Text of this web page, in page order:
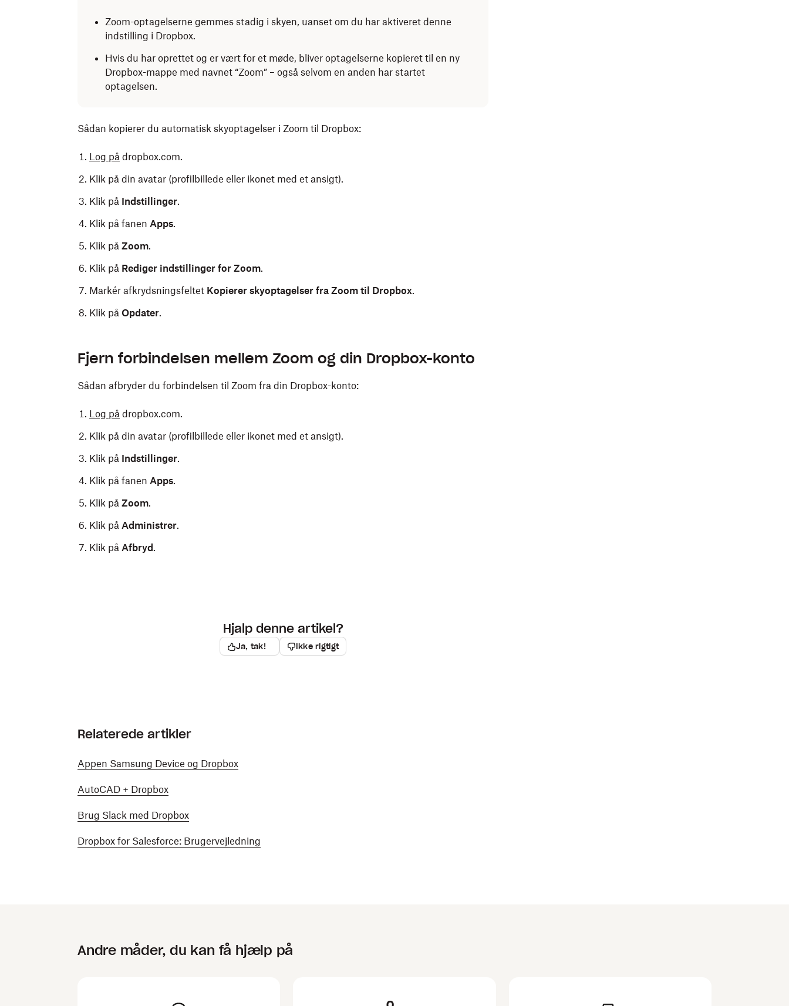
Zoom-optagelserne gemmes stadig i skyen, uanset om du har aktiveret denne
indstilling i Dropbox.
Hvis du har oprettet og er vært for et møde, bliver optagelserne kopieret til en ny
Dropbox-mappe med navnet “Zoom” – også selvom en anden har startet
optagelsen.
Sådan kopierer du automatisk skyoptagelser i Zoom til Dropbox:
Log på dropbox.com.
Klik på din avatar (profilbillede eller ikonet med et ansigt).
Klik på Indstillinger.
Klik på fanen Apps.
Klik på Zoom.
Klik på Rediger indstillinger for Zoom.
Markér afkrydsningsfeltet Kopierer skyoptagelser fra Zoom til Dropbox.
Klik på Opdater.
Fjern forbindelsen mellem Zoom og din Dropbox-konto
Sådan afbryder du forbindelsen til Zoom fra din Dropbox-konto:
Log på dropbox.com.
Klik på din avatar (profilbillede eller ikonet med et ansigt).
Klik på Indstillinger.
Klik på fanen Apps.
Klik på Zoom.
Klik på Administrer.
Klik på Afbryd .
Hjalp denne artikel?
Ja, tak! Ikke rigtigt
Relaterede artikler
Appen Samsung Device og Dropbox
AutoCAD + Dropbox
Brug Slack med Dropbox
Dropbox for Salesforce: Brugervejledning
Andre måder, du kan få hjælp på